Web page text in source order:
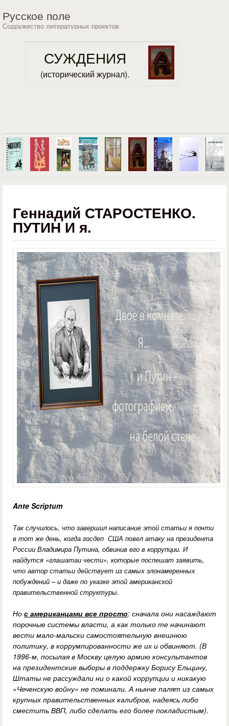
Русское поле
Содружество литературных проектов
СУЖДЕНИЯ
(исторический журнал).
Геннадий СТАРОСТЕНКО.
ПУТИН И я.
Ante Scriptum
Так случилось, что завершил написание этой статьи я почти
в тот же день, когда госдеп США повел атаку на президента
России Владимира Путина, обвинив его в коррупции. И
найдутся «глашатаи чести», которые поспешат заявить,
что автор статьи действует из самых злонамеренных
побуждений – и даже по указке этой американской
правительственной структуры.
Но с американцами все просто: сначала они насаждают
порочные системы власти, а как только те начинают
вести мало-мальски самостоятельную внешнюю
политику, в коррумпированности же их и обвиняют. (В
1996-м, посылая в Москву целую армию консультантов
на президентские выборы в поддержку Борису Ельцину,
Штаты не рассуждали ни о какой коррупции и никакую
«Чеченскую войну» не поминали. А нынче палят из самых
крупных правительственных калибров, надеясь либо
сместить ВВП, либо сделать его более покладистым).